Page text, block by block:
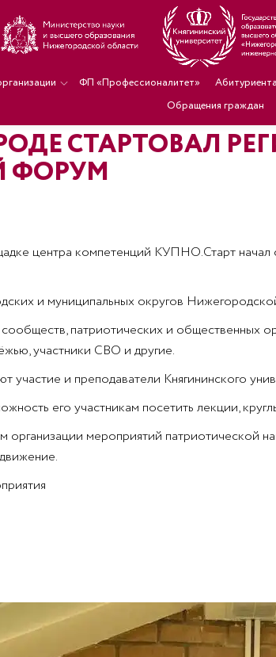
ФП «Профессионалитет»
Обращения граждан
СТАРТОВАЛ
ФОРУМ
центра компетенций КУПНО.Старт
и муниципальных округов
патриотических и общественных
участники СВО и другие.
участие и преподаватели Княгининского
его участникам посетить лекции,
мероприятий патриотической